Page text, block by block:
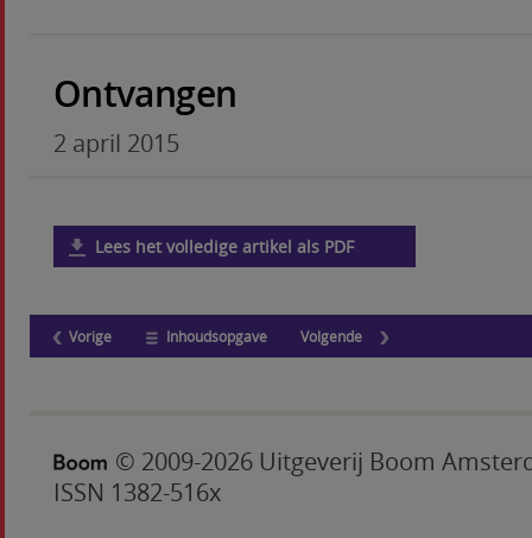
Ontvangen
2 april 2015
Lees het volledige artikel als PDF
Vorige Inhoudsopgave Volgende
© 2009-2026 Uitgeverij Boom
ISSN 1382-516x